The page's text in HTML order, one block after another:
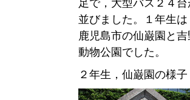
足で，大型バス２４
並びました。１年生
鹿児島市の仙巌園と
動物公園でした。
２年生，仙巌園の様子